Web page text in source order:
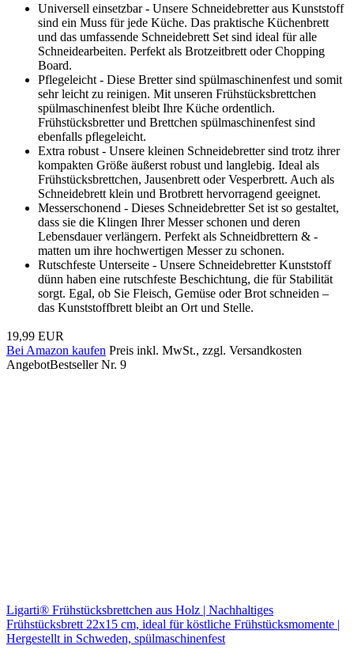
Universell einsetzbar - Unsere Schneidebretter aus Kunststoff
sind ein Muss für jede Küche. Das praktische Küchenbrett
und das umfassende Schneidebrett Set sind ideal für alle
Schneidearbeiten. Perfekt als Brotzeitbrett oder Chopping
Board.
Pflegeleicht - Diese Bretter sind spülmaschinenfest und somit
sehr leicht zu reinigen. Mit unseren Frühstücksbrettchen
spülmaschinenfest bleibt Ihre Küche ordentlich.
Frühstücksbretter und Brettchen spülmaschinenfest sind
ebenfalls pflegeleicht.
Extra robust - Unsere kleinen Schneidebretter sind trotz ihrer
kompakten Größe äußerst robust und langlebig. Ideal als
Frühstücksbrettchen, Jausenbrett oder Vesperbrett. Auch als
Schneidebrett klein und Brotbrett hervorragend geeignet.
Messerschonend - Dieses Schneidebretter Set ist so gestaltet,
dass sie die Klingen Ihrer Messer schonen und deren
Lebensdauer verlängern. Perfekt als Schneidbrettern & -
matten um ihre hochwertigen Messer zu schonen.
Rutschfeste Unterseite - Unsere Schneidebretter Kunststoff
dünn haben eine rutschfeste Beschichtung, die für Stabilität
sorgt. Egal, ob Sie Fleisch, Gemüse oder Brot schneiden –
das Kunststoffbrett bleibt an Ort und Stelle.
19,99 EUR
Bei Amazon kaufen Preis inkl. MwSt., zzgl. Versandkosten
AngebotBestseller Nr. 9
Ligarti® Frühstücksbrettchen aus Holz | Nachhaltiges
Frühstücksbrett 22x15 cm, ideal für köstliche Frühstücksmomente |
Hergestellt in Schweden, spülmaschinenfest